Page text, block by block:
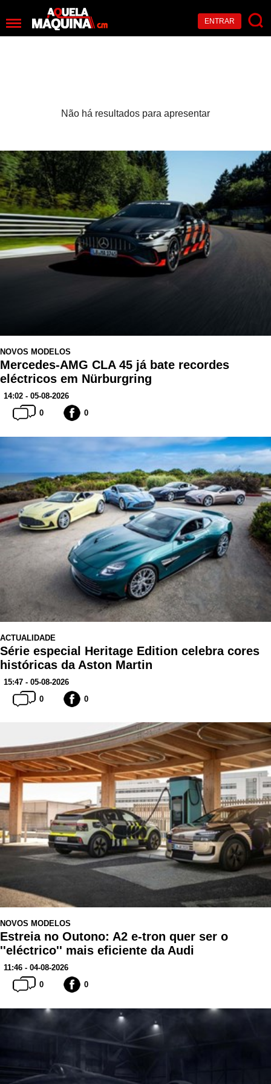
ENTRAR
Não há resultados para apresentar
NOVOS MODELOS
Mercedes-AMG CLA 45 já bate recordes
eléctricos em Nürburgring
14:02 - 05-08-2026
0
0
ACTUALIDADE
Série especial Heritage Edition celebra cores
históricas da Aston Martin
15:47 - 05-08-2026
0
0
NOVOS MODELOS
Estreia no Outono: A2 e-tron quer ser o
''eléctrico'' mais eficiente da Audi
11:46 - 04-08-2026
0
0